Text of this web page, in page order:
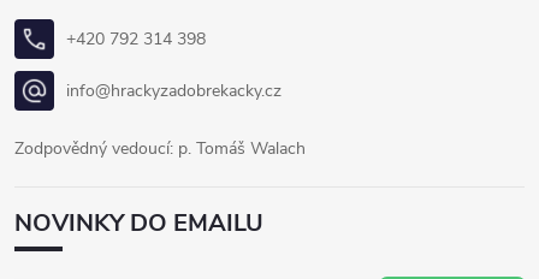
+420 792 314 398
info@hrackyzadobrekacky.cz
Zodpovědný vedoucí: p. Tomáš Walach
NOVINKY DO EMAILU